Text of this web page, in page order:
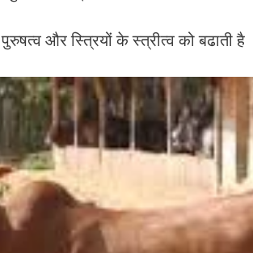
और स्त्रियों के स्त्रीत्व को बढाती है